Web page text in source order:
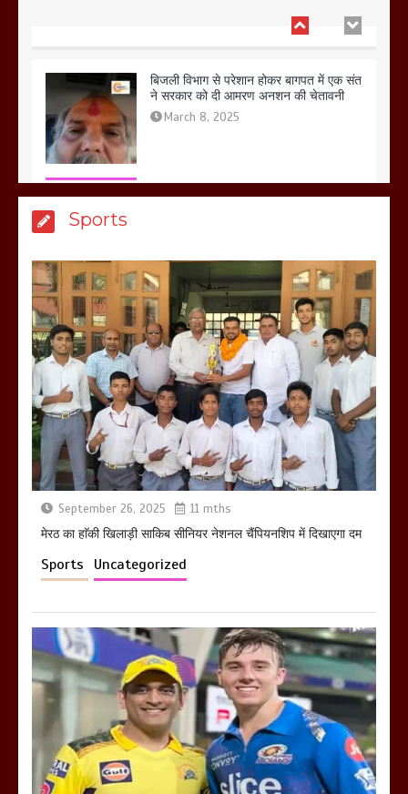
March 8, 2025
होलिका रखने पर लात मार कर होलिका को किया
तहस नहस,मोहल्ले वालों के साथ की गई गाली
गलोच ,कहा अगर रखी गई होली तो होगा खून
खराबा,
March 11, 2025
Sports
September 26, 2025 11 mths
मेरठ का हाॅकी खिलाड़ी साकिब सीनियर नेशनल चैंपियनशिप में दिखाएगा दम
Sports Uncategorized